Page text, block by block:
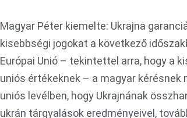
Magyar Péter kiemelte: Ukrajna
kisebbségi jogokat a következő
Európai Unió – tekintettel arra, hogy a
uniós értékeknek – a magyar
uniós levélben, hogy Ukrajnának
ukrán tárgyalások eredményeivel,